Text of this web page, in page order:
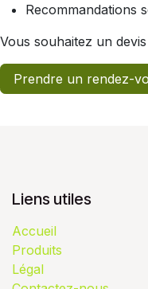
Recommandations
Vous souhaitez un
Prendre un rendez-
Liens utiles
Accueil
Produits
Légal